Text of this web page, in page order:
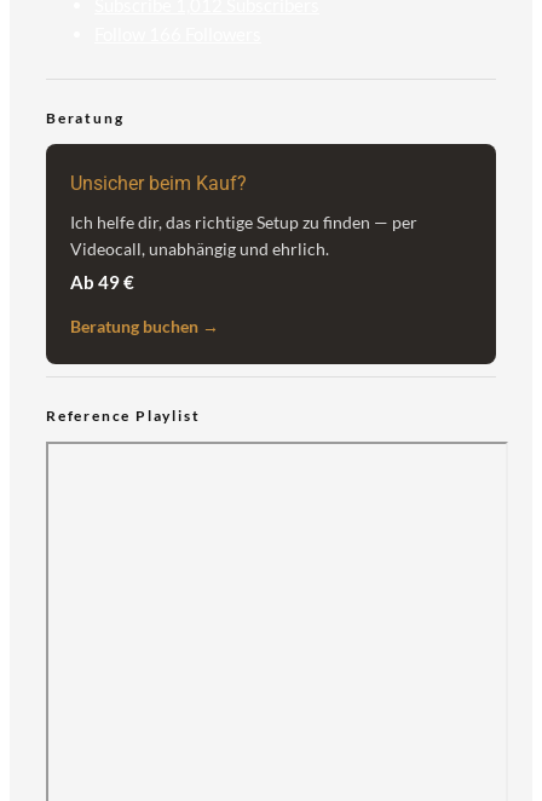
Beratung
Unsicher beim Kauf?
Ich helfe dir, das richtige Setup zu finden — per
Videocall, unabhängig und ehrlich.
Ab 49 €
Beratung buchen →
Reference Playlist